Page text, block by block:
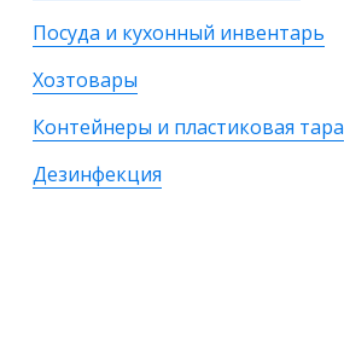
Посуда и кухонный инвентарь
Хозтовары
Контейнеры и пластиковая тара
Дезинфекция